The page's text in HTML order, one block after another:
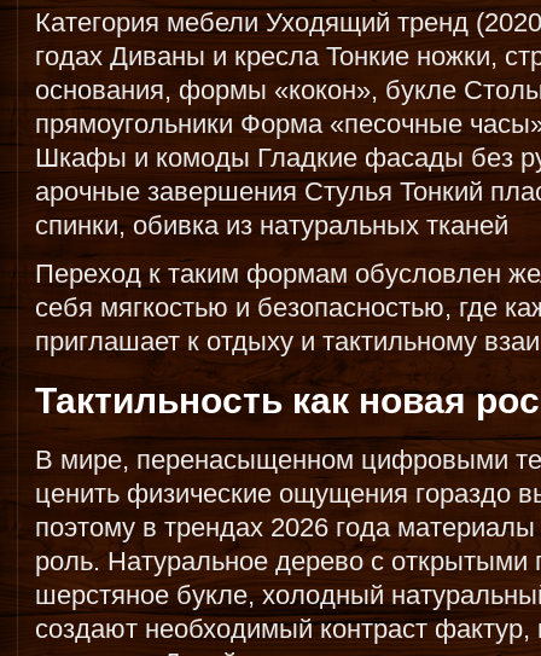
Категория мебели Уходящий тренд
годах Диваны и кресла Тонкие ножки,
основания, формы «кокон», букле
прямоугольники Форма «песочные
Шкафы и комоды Гладкие фасады без
арочные завершения Стулья Тонкий
спинки, обивка из натуральных тканей
Переход к таким формам обусловлен
себя мягкостью и безопасностью, где
приглашает к отдыху и тактильному
Тактильность как новая
В мире, перенасыщенном цифровыми
ценить физические ощущения гораздо
поэтому в трендах 2026 года
роль. Натуральное дерево с открытыми
шерстяное букле, холодный
создают необходимый контраст фактур,